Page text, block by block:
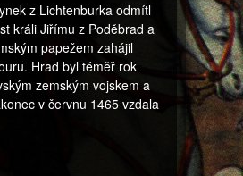
z Lichtenburka odmítl
králi Jiřímu z Poděbrad a
papežem zahájil
Hrad byl téměř rok
zemským vojskem a
v červnu 1465 vzdala